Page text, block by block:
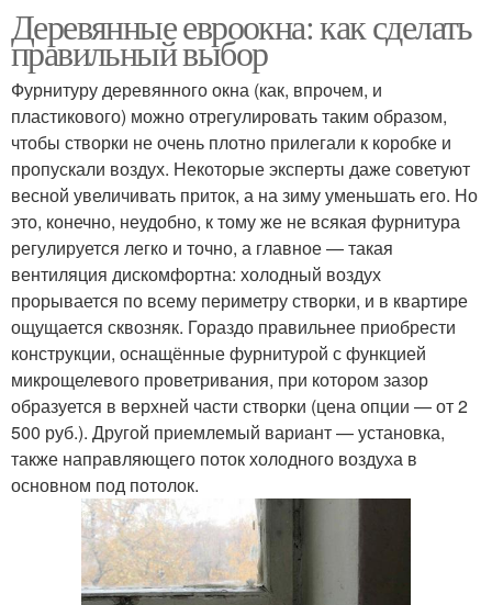
Деревянные евроокна: как сделать
правильный выбор
Фурнитуру деревянного окна (как, впрочем, и
пластикового) можно отрегулировать таким образом,
чтобы створки не очень плотно прилегали к коробке и
пропускали воздух. Некоторые эксперты даже советуют
весной увеличивать приток, а на зиму уменьшать его. Но
это, конечно, неудобно, к тому же не всякая фурнитура
регулируется легко и точно, а главное — такая
вентиляция дискомфортна: холодный воздух
прорывается по всему периметру створки, и в квартире
ощущается сквозняк. Гораздо правильнее приобрести
конструкции, оснащённые фурнитурой с функцией
микрощелевого проветривания, при котором зазор
образуется в верхней части створки (цена опции — от 2
500 руб.). Другой приемлемый вариант — установка,
также направляющего поток холодного воздуха в
основном под потолок.